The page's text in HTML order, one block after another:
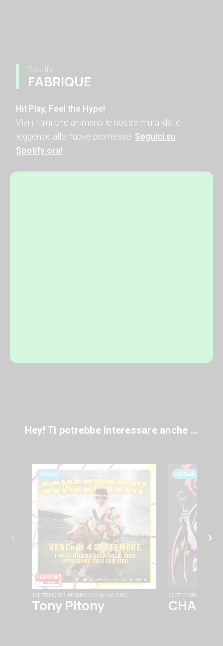
Spotify
FABRIQUE
Hit Play, Feel the Hype!
Vivi i ritmi che animano le nostre mura: dalle
leggende alle nuove promesse. Seguici su
Spotify ora!
Hey! Ti potrebbe interessare anche ...
OnSale
4 SETTEMBRE | IPPODROMO SNAI SAN SIRO
Tony Pitony
OnSale
5 SETTEMBRE |